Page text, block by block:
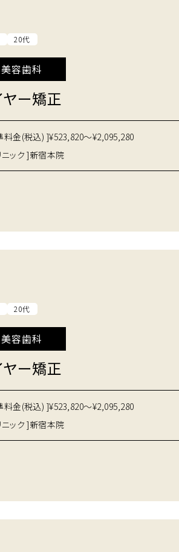
20代
美容歯科
ヤー矯正
料金(税込) ]¥523,820～¥2,095,280
ック ]新宿本院
20代
美容歯科
ヤー矯正
料金(税込) ]¥523,820～¥2,095,280
ック ]新宿本院